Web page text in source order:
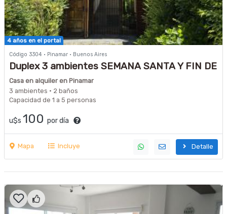
4 años en el portal
Código 3304 · Pinamar · Buenos Aires
Duplex 3 ambientes SEMANA SANTA Y FIN DE
SEMANA LARGOS
Casa en alquiler en Pinamar
3 ambientes · 2 baños
Capacidad de 1 a 5 personas
u$s 100 por día
Mapa Incluye Detalle